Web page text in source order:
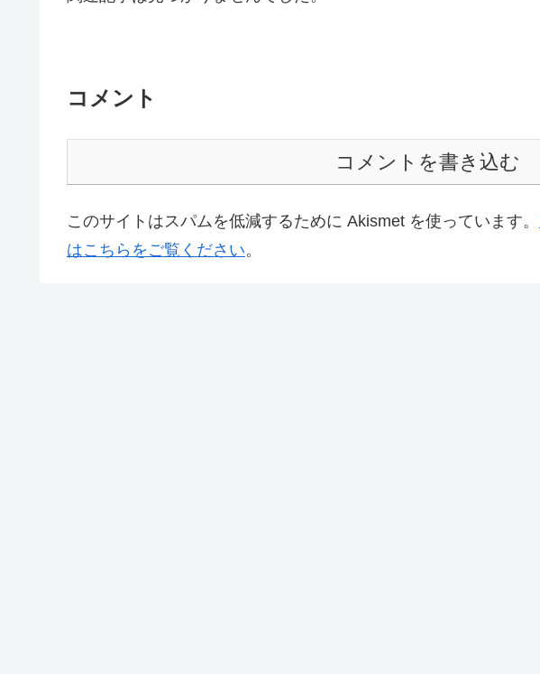
コメント
コメントを書き込む
このサイトはスパムを低減するために Akismet を使っています。
はこちらをご覧ください。